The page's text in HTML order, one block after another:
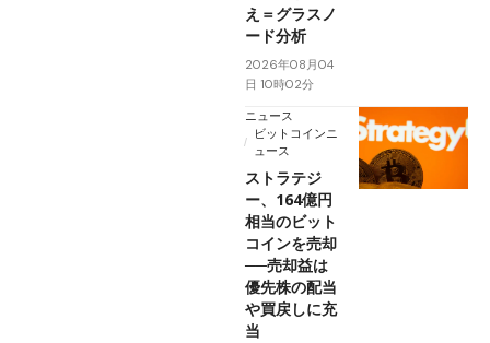
え＝グラスノ
ード分析
2026年08月04
日 10時02分
ニュース
ビットコインニ
ュース
ストラテジ
ー、164億円
相当のビット
コインを売却
──売却益は
優先株の配当
や買戻しに充
当